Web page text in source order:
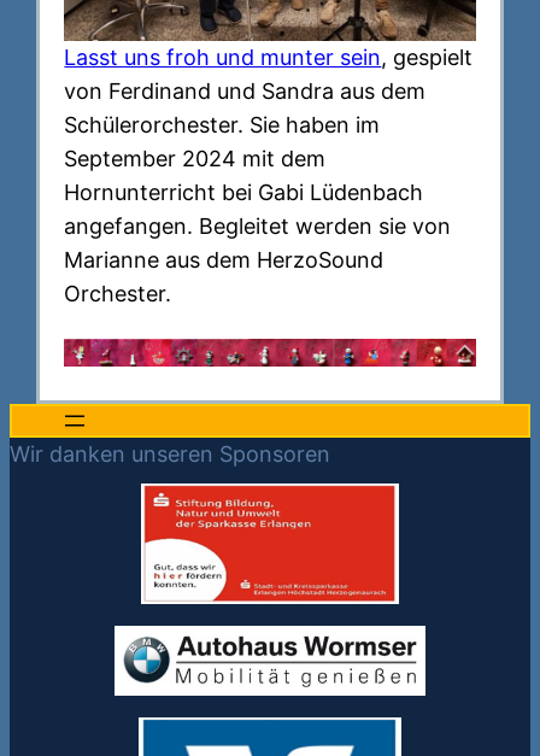
Lasst uns froh und munter sein, gespielt
von Ferdinand und Sandra aus dem
Schülerorchester. Sie haben im
September 2024 mit dem
Hornunterricht bei Gabi Lüdenbach
angefangen. Begleitet werden sie von
Marianne aus dem HerzoSound
Orchester.
Wir danken unseren Sponsoren